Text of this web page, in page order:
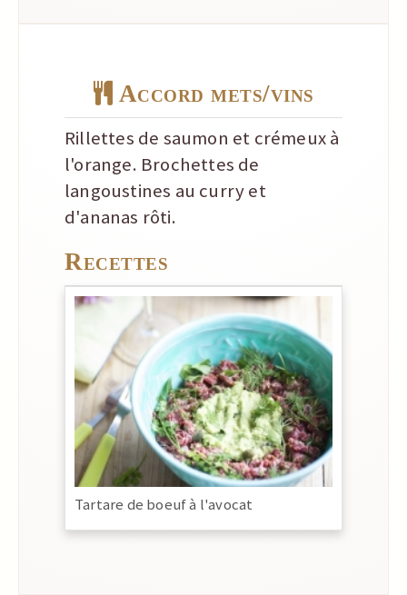
Accord mets/vins
Rillettes de saumon et crémeux à
l'orange. Brochettes de
langoustines au curry et
d'ananas rôti.
Recettes
Tartare de boeuf à l'avocat